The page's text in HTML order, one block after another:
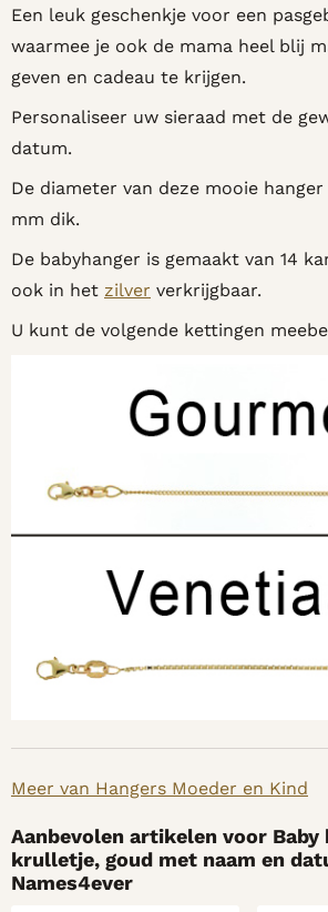
Een leuk geschenkje voor een
waarmee je ook de mama heel blij
geven en cadeau te krijgen.
Personaliseer uw sieraad met de
datum.
De diameter van deze mooie
mm dik.
De babyhanger is gemaakt van 14
ook in het zilver verkrijgbaar.
U kunt de volgende kettingen
Meer van Hangers Moeder en Kind
Aanbevolen artikelen voor Baby
krulletje, goud met naam en
Names4ever